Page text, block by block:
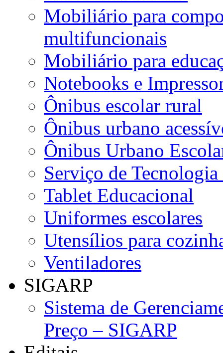
Mobiliário para
multifuncionais
Mobiliário para
Notebooks e
Ônibus escolar rural
Ônibus urbano
Ônibus Urbano
Serviço de
Tablet Educacional
Uniformes escolares
Utensílios para
Ventiladores
SIGARP
Sistema de
Preço – SIGARP